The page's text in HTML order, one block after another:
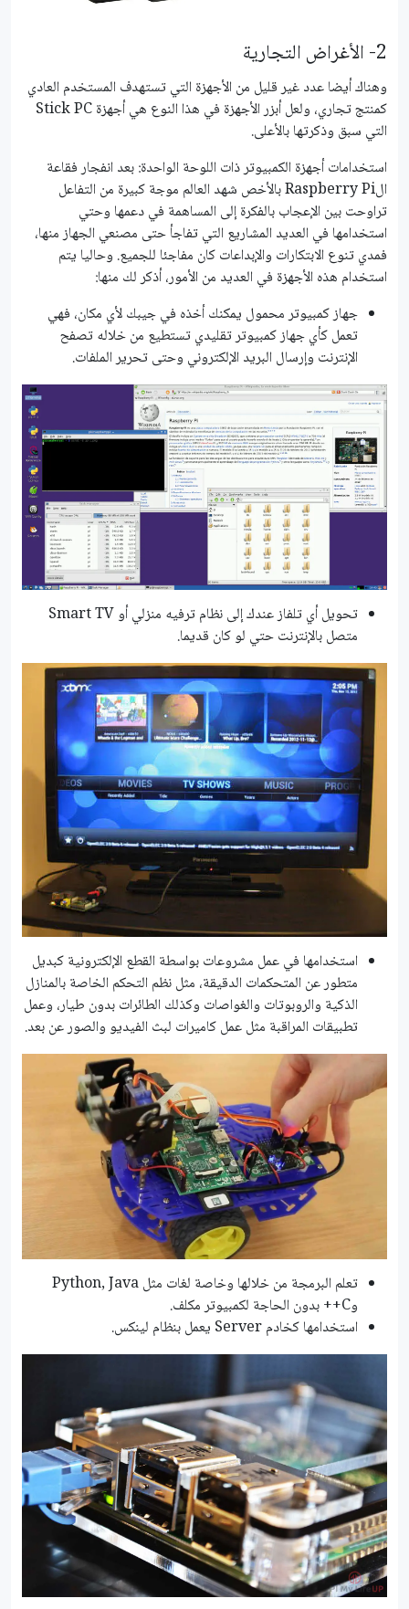
2- الأغراض التجارية
وهناك أيضا عدد غير قليل من الأجهزة التي تستهدف المستخدم العادي
كمنتج تجاري، ولعل أبزر الأجهزة في هذا النوع هي أجهزة Stick PC
التي سبق وذكرتها بالأعلى.
استخدامات أجهزة الكمبيوتر ذات اللوحة الواحدة: بعد انفجار فقاعة
الRaspberry Pi بالأخص شهد العالم موجة كبيرة من التفاعل
تراوحت بين الإعجاب بالفكرة إلى المساهمة في دعمها وحتي
استخدامها في العديد المشاريع التي تفاجأ حتى مصنعي الجهاز منها،
فمدي تنوع الابتكارات والإبداعات كان مفاجئا للجميع. وحاليا يتم
استخدام هذه الأجهزة في العديد من الأمور، أذكر لك منها:
جهاز كمبيوتر محمول يمكنك أخذه في جيبك لأي مكان، فهي
تعمل كأي جهاز كمبيوتر تقليدي تستطيع من خلاله تصفح
الإنترنت وإرسال البريد الإلكتروني وحتى تحرير الملفات.
تحويل أي تلفاز عندك إلى نظام ترفيه منزلي أو Smart TV
متصل بالإنترنت حتي لو كان قديما.
استخدامها في عمل مشروعات بواسطة القطع الإلكترونية كبديل
متطور عن المتحكمات الدقيقة، مثل نظم التحكم الخاصة بالمنازل
الذكية والروبوتات والغواصات وكذلك الطائرات بدون طيار، وعمل
تطبيقات المراقبة مثل عمل كاميرات لبث الفيديو والصور عن بعد.
تعلم البرمجة من خلالها وخاصة لغات مثل Python, Java
وC++ بدون الحاجة لكمبيوتر مكلف.
استخدامها كخادم Server يعمل بنظام لينكس.